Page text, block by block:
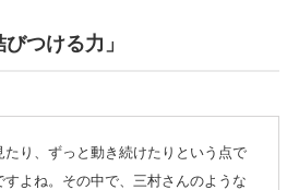
つける力」
たり、ずっと動き続けたりという点で
すよね。その中で、三村さんのような